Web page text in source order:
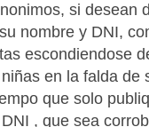
si desean
nombre y DNI,
escondiendose
en la falda de
que solo
, que sea